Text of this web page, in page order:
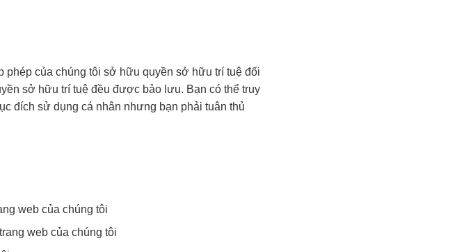
phép của chúng tôi sở hữu quyền sở hữu trí tuệ đối
sở hữu trí tuệ đều được bảo lưu. Bạn có thể truy
đích sử dụng cá nhân nhưng bạn phải tuân thủ
web của chúng tôi
web của chúng tôi